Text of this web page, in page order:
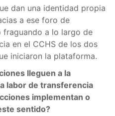
dan una identidad propia
a ese foro de
fraguando a lo largo de
en el CCHS de los dos
iniciaron la plataforma.
lleguen a la
labor de transferencia
implementan o
sentido?